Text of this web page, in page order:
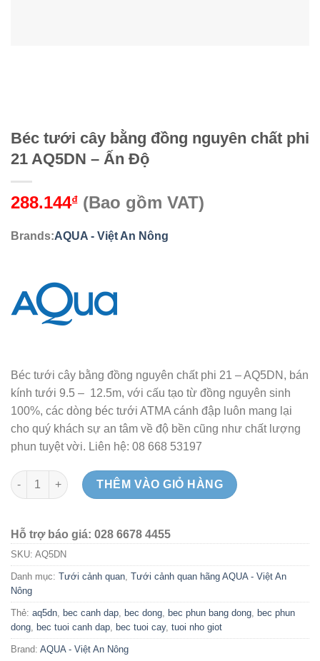
Béc tưới cây bằng đồng nguyên chất phi
21 AQ5DN – Ấn Độ
288.144₫ (Bao gồm VAT)
Brands:AQUA - Việt An Nông
Béc tưới cây bằng đồng nguyên chất phi 21 – AQ5DN, bán
kính tưới 9.5 – 12.5m, với cấu tạo từ đồng nguyên sinh
100%, các dòng béc tưới ATMA cánh đập luôn mang lại
cho quý khách sự an tâm về độ bền cũng như chất lượng
phun tuyệt vời. Liên hệ: 08 668 53197
Béc tưới cây bằng đồng nguyên chất phi 21 AQ5DN - Ấn Độ
THÊM VÀO GIỎ HÀNG
Hỗ trợ báo giá: 028 6678 4455
SKU: AQ5DN
Danh mục: Tưới cảnh quan Tưới cảnh quan hãng AQUA - Việt An
Nông
Thẻ: aq5dn bec canh dap bec dong bec phun bang dong bec phun
dong bec tuoi canh dap bec tuoi cay, tuoi nho giot
Brand: AQUA - Việt An Nông